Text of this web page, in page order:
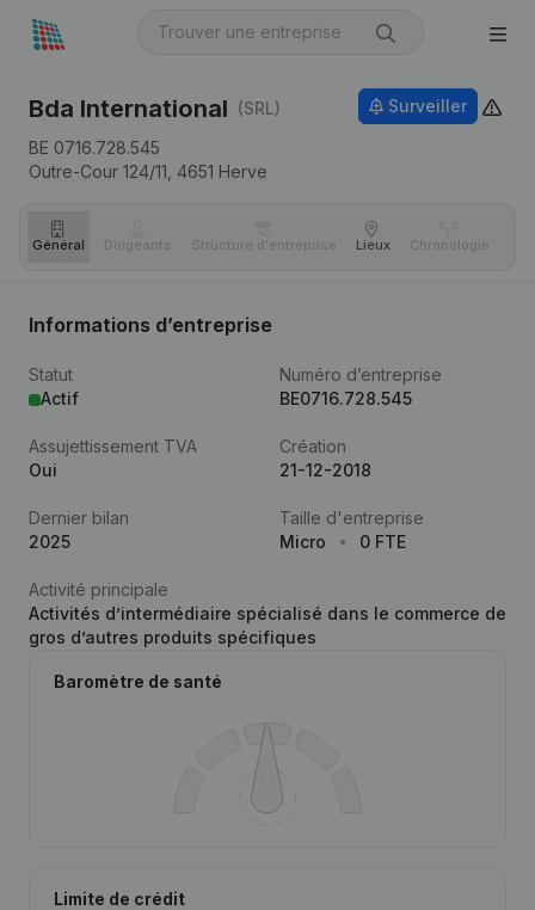
Bda International (SRL)
BE 0716.728.545
Outre-Cour 124/11, 4651 Herve
Surveiller
Général Dirigeants Structure d'entreprise Lieux Chronologie
Informations d’entreprise
Statut
Actif
Numéro d’entreprise
BE0716.728.545
Assujettissement TVA
Oui
Création
21-12-2018
Dernier bilan
2025
Taille d'entreprise
Micro
0 FTE
Activité principale
Activités d’intermédiaire spécialisé dans le commerce de
gros d’autres produits spécifiques
Baromètre de santé
Limite de crédit